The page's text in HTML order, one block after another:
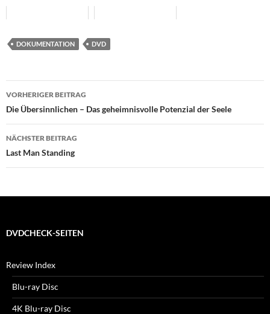
DOKUMENTATION DVD
Beitragsnavigation
VORHERIGER BEITRAG
Die Übersinnlichen – Das geheimnisvolle Potenzial der Seele
NÄCHSTER BEITRAG
Last Man Standing
DVDCHECK-SEITEN
Review Index
Blu-ray Disc
4K Blu-ray Disc